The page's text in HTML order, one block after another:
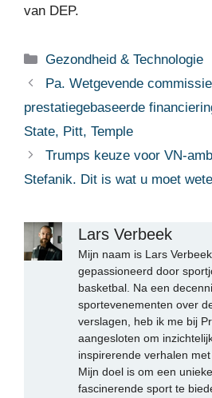
van DEP.
Categorieën
Gezondheid & Technologie
Pa. Wetgevende
prestatiegebaseerde
State, Pitt, Temple
Trumps keuze voor VN-
Stefanik. Dit is wat u moet
Lars Verbeek
Mijn naam is Lars
gepassioneerd door
basketbal. Na een
sportevenementen over
verslagen, heb ik me bij
aangesloten om
inspirerende verhalen
Mijn doel is om een
fascinerende sport te